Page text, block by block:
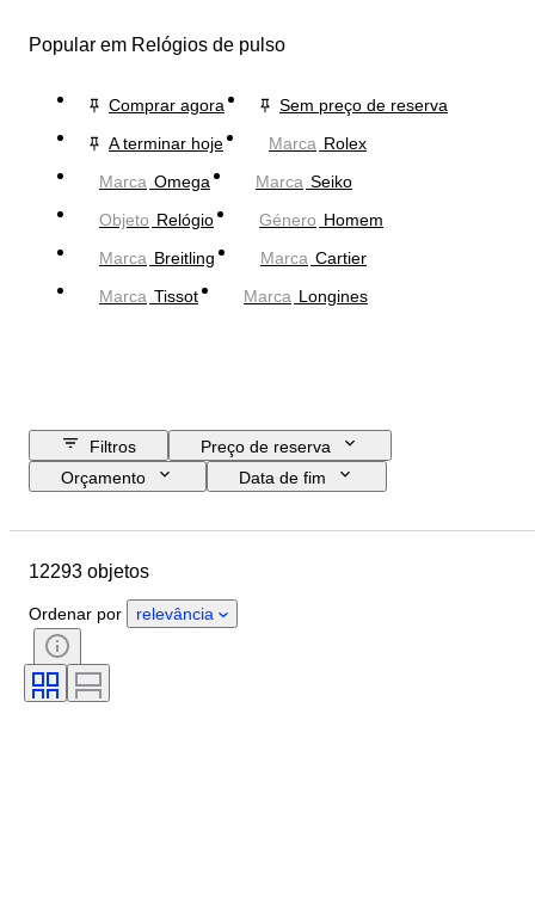
Popular em Relógios de pulso
Comprar agora
Sem preço de reserva
A terminar hoje
Marca Rolex
Marca Omega Marca Seiko
Objeto Relógio Género Homem
Marca Breitling Marca Cartier
Marca Tissot Marca Longines
Filtros
Preço de reserva
Orçamento
Data de fim
Comprimento da bracelete do relógio
País de origem
Material
Género
Período
Edição
12293 objetos
Ordenar por relevância